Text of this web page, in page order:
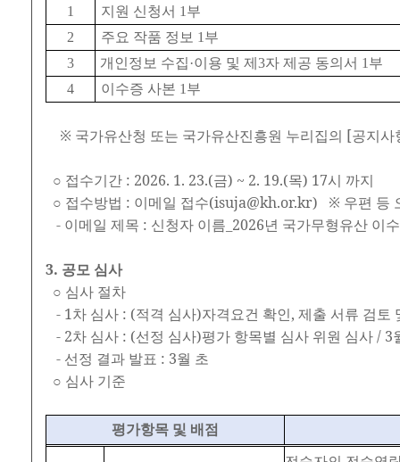
1
지원 신청서 1 부
2
주요 작품 정보 1 부
3
개인정보 수집 ·이용 및 제3자 제공 동의서 1 부
4
이수증 사본 1 부
※ 국가유산청 또는 국가유산진흥원 누리집의 [공지
○ 접수기간 : 2026. 1. 23.(금) ~ 2. 19.(목) 17시 까지
○ 접수방법 : 이메일 접수(isuja@kh.or.kr) ※ 우편 등
- 이메일 제목 : 신청자 이름_2026년 국가무형유산 이
3. 공모 심사
○ 심사 절차
- 1차 심사 : (적격 심사)자격요건 확인, 제출 서류 검토
- 2차 심사 : (선정 심사)평가 항목별 심사 위원 심사 / 3
- 선정 결과 발표 : 3월 초
○ 심사 기준
평가항목 및 배점